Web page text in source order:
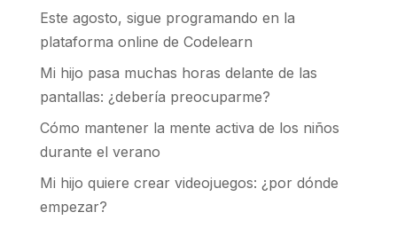
Este agosto, sigue programando en la
plataforma online de Codelearn
Mi hijo pasa muchas horas delante de las
pantallas: ¿debería preocuparme?
Cómo mantener la mente activa de los niños
durante el verano
Mi hijo quiere crear videojuegos: ¿por dónde
empezar?